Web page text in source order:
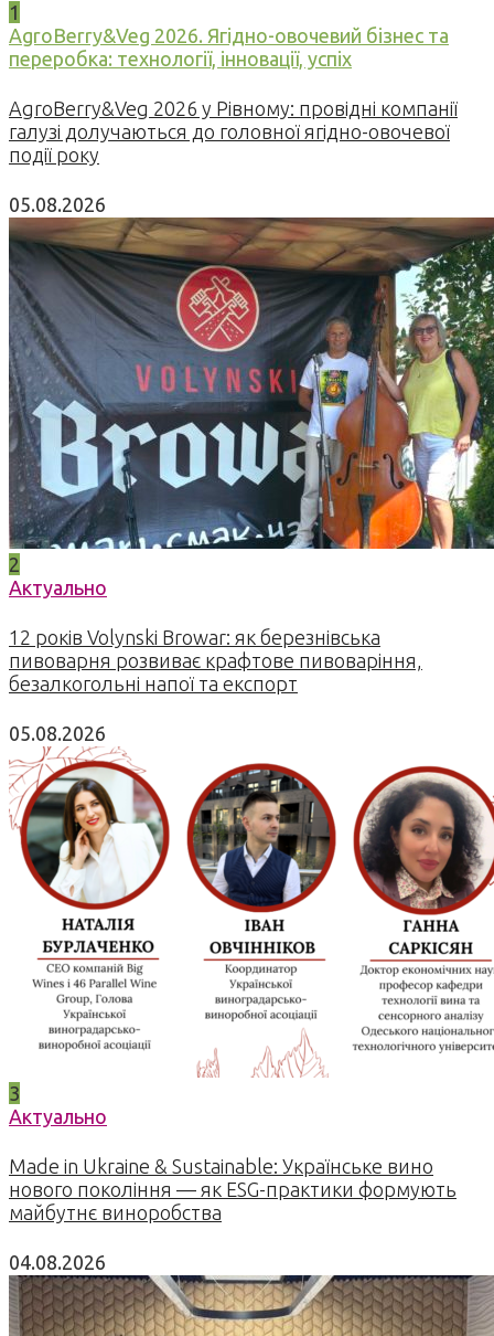
1
AgroBerry&Veg 2026. Ягідно-овочевий бізнес та
переробка: технології, інновації, успіх
AgroBerry&Veg 2026 у Рівному: провідні компанії
галузі долучаються до головної ягідно-овочевої
події року
05.08.2026
2
Актуально
12 років Volynski Browar: як березнівська
пивоварня розвиває крафтове пивоваріння,
безалкогольні напої та експорт
05.08.2026
3
Актуально
Made in Ukraine & Sustainable: Українське вино
нового покоління — як ESG-практики формують
майбутнє виноробства
04.08.2026